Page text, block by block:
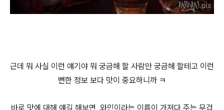
근데 뭐 사실 이런 얘기야 뭐 궁금해 할 사람만 궁금해 할테고 이런
뻔한 정보 보다 맛이 중요하니까 ㅋ
바로 맛에 대해 얘길 해보면, 와인이라는 이름이 가져다 주는 무겁